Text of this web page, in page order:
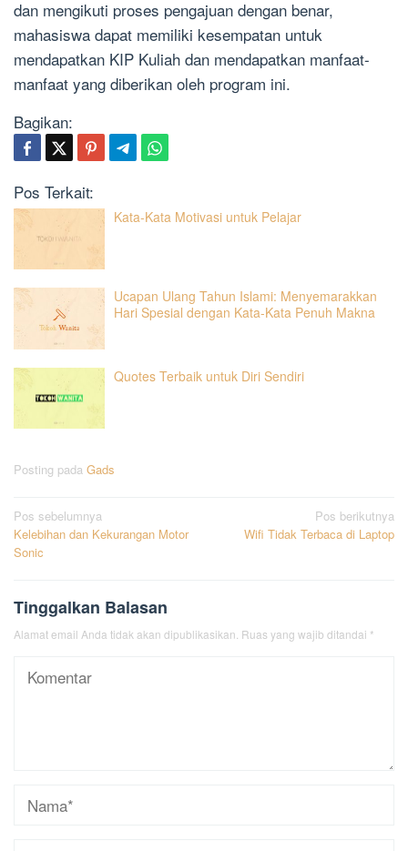
dan mengikuti proses pengajuan dengan benar,
mahasiswa dapat memiliki kesempatan untuk
mendapatkan KIP Kuliah dan mendapatkan manfaat-
manfaat yang diberikan oleh program ini.
Bagikan:
Pos Terkait:
Kata-Kata Motivasi untuk Pelajar
Ucapan Ulang Tahun Islami: Menyemarakkan
Hari Spesial dengan Kata-Kata Penuh Makna
Quotes Terbaik untuk Diri Sendiri
Posting pada Gads
Navigasi
pos
Pos sebelumnya
Kelebihan dan Kekurangan Motor
Sonic
Pos berikutnya
Wifi Tidak Terbaca di Laptop
Tinggalkan Balasan
Alamat email Anda tidak akan dipublikasikan. Ruas yang wajib ditandai *